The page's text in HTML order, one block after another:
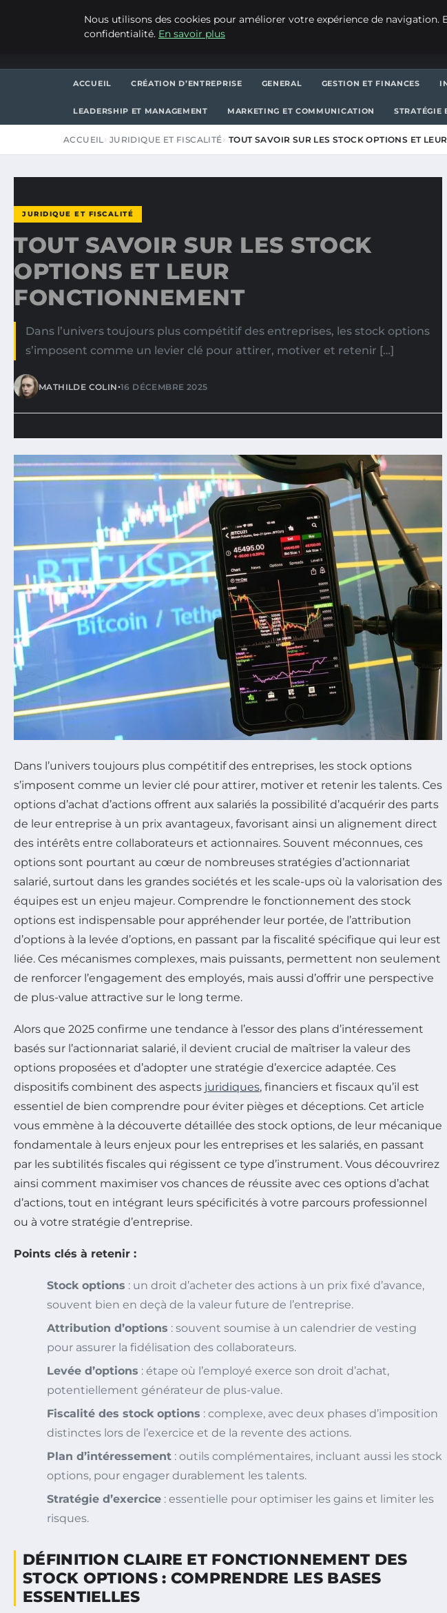
ACCUEIL CRÉATION D’ENTREPRISE GENERAL GESTION ET FINANCES
LEADERSHIP ET MANAGEMENT MARKETING ET COMMUNICATION STRATÉGIE
ACCUEIL JURIDIQUE ET FISCALITÉ TOUT SAVOIR SUR LES STOCK OPTIONS ET
JURIDIQUE ET FISCALITÉ
TOUT SAVOIR SUR LES STOCK
OPTIONS ET LEUR
FONCTIONNEMENT
Dans l’univers toujours plus compétitif des entreprises, les stock options
s’imposent comme un levier clé pour attirer, motiver et retenir […]
MATHILDE COLIN•16 DÉCEMBRE 2025
Dans l’univers toujours plus compétitif des entreprises, les stock options
s’imposent comme un levier clé pour attirer, motiver et retenir les talents. Ces
options d’achat d’actions offrent aux salariés la possibilité d’acquérir des parts
de leur entreprise à un prix avantageux, favorisant ainsi un alignement direct
des intérêts entre collaborateurs et actionnaires. Souvent méconnues, ces
options sont pourtant au cœur de nombreuses stratégies d’actionnariat
salarié, surtout dans les grandes sociétés et les scale-ups où la valorisation des
équipes est un enjeu majeur. Comprendre le fonctionnement des stock
options est indispensable pour appréhender leur portée, de l’attribution
d’options à la levée d’options, en passant par la fiscalité spécifique qui leur est
liée. Ces mécanismes complexes, mais puissants, permettent non seulement
de renforcer l’engagement des employés, mais aussi d’offrir une perspective
de plus-value attractive sur le long terme.
Alors que 2025 confirme une tendance à l’essor des plans d’intéressement
basés sur l’actionnariat salarié, il devient crucial de maîtriser la valeur des
options proposées et d’adopter une stratégie d’exercice adaptée. Ces
dispositifs combinent des aspects juridiques, financiers et fiscaux qu’il est
essentiel de bien comprendre pour éviter pièges et déceptions. Cet article
vous emmène à la découverte détaillée des stock options, de leur mécanique
fondamentale à leurs enjeux pour les entreprises et les salariés, en passant
par les subtilités fiscales qui régissent ce type d’instrument. Vous découvrirez
ainsi comment maximiser vos chances de réussite avec ces options d’achat
d’actions, tout en intégrant leurs spécificités à votre parcours professionnel
ou à votre stratégie d’entreprise.
Points clés à retenir :
Stock options : un droit d’acheter des actions à un prix fixé d’avance,
souvent bien en deçà de la valeur future de l’entreprise.
Attribution d’options : souvent soumise à un calendrier de vesting
pour assurer la fidélisation des collaborateurs.
Levée d’options : étape où l’employé exerce son droit d’achat,
potentiellement générateur de plus-value.
Fiscalité des stock options : complexe, avec deux phases d’imposition
distinctes lors de l’exercice et de la revente des actions.
Plan d’intéressement : outils complémentaires, incluant aussi les stock
options, pour engager durablement les talents.
Stratégie d’exercice : essentielle pour optimiser les gains et limiter les
risques.
DÉFINITION CLAIRE ET FONCTIONNEMENT DES
STOCK OPTIONS : COMPRENDRE LES BASES
ESSENTIELLES
Nous utilisons des cookies pour améliorer votre expérience de
confidentialité. En savoir plus